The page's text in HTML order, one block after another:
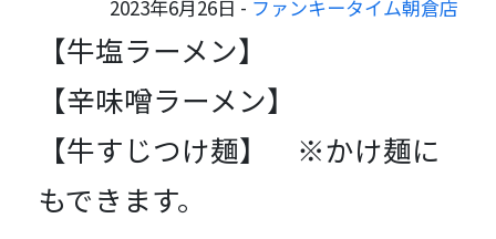
2023年6月26日 - ファンキータイム朝倉店
【牛塩ラーメン】
【辛味噌ラーメン】
【牛すじつけ麺】 ※かけ麺に
もできます。